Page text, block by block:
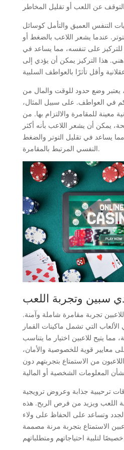
التنفس العميق والتأمل كوسائل
عندما يشعر اللاعب بالضغط أو
للتركيز على تنفسه، مما يساعد في
هذا التركيز يمكن أن يؤدي إلى
يعتبر وضع حدود للوقت والمال من
في العواطف. على سبيل المثال،
معينة للمقامرة والالتزام بها. من
يمكن أن يشعر اللاعب بأنه أكثر
يساعد في تقليل التوتر والضغط
النفسي المرتبط بالمقامرة.
سبين وتجربة اللعب
تجربة مقامرة شاملة وآمنة.
الألعاب التي تشمل ماكينات القمار
مما يتيح للاعبين اختيار ما يتناسب
معايير قوية للخصوصية والأمان،
من الاستمتاع بتجربتهم دون
ترحيبية جذابة وعروض ترويجية
اللعب ويزيد من فرص الربح. هذه
وتساعد على الحفاظ على ولاء
الاستمتاع بتجربة مرنة مصممة